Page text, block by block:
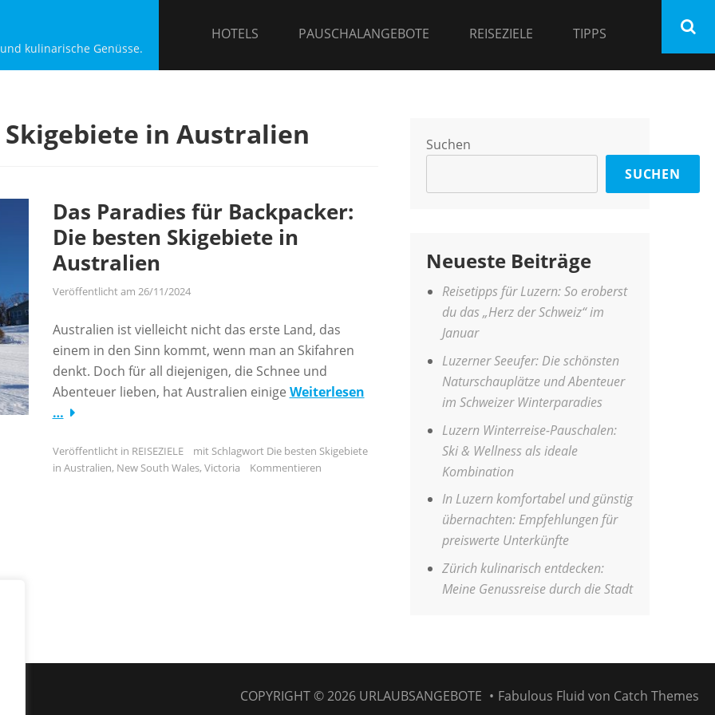
kulinarische Genüsse.
HOTELS PAUSCHALANGEBOTE REISEZIELE TIPPS
in Australien
Das Paradies für Backpacker:
Die besten Skigebiete in
Australien
Veröffentlicht am 26/11/2024
Australien ist vielleicht nicht das erste Land, das
einem in den Sinn kommt, wenn man an Skifahren
denkt. Doch für all diejenigen, die Schnee und
Abenteuer lieben, hat Australien einige Weiterlesen
…
Veröffentlicht in REISEZIELE mit Schlagwort Die besten Skigebiete
in Australien, New South Wales, Victoria Kommentieren
Suchen
SUCHEN
Neueste Beiträge
Reisetipps für Luzern: So eroberst
du das „Herz der Schweiz“ im
Januar
Luzerner Seeufer: Die schönsten
Naturschauplätze und Abenteuer
im Schweizer Winterparadies
Luzern Winterreise-Pauschalen:
Ski & Wellness als ideale
Kombination
In Luzern komfortabel und günstig
übernachten: Empfehlungen für
preiswerte Unterkünfte
Zürich kulinarisch entdecken:
Meine Genussreise durch die Stadt
COPYRIGHT © 2026 URLAUBSANGEBOTE • Fabulous Fluid von Catch Themes